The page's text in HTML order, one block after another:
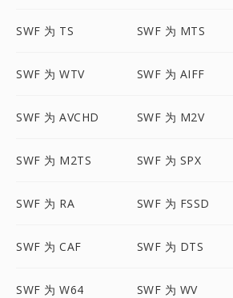
SWF 为 TS SWF 为 MTS
SWF 为 WTV SWF 为 AIFF
SWF 为 AVCHD SWF 为 M2V
SWF 为 M2TS SWF 为 SPX
SWF 为 RA SWF 为 FSSD
SWF 为 CAF SWF 为 DTS
SWF 为 W64 SWF 为 WV